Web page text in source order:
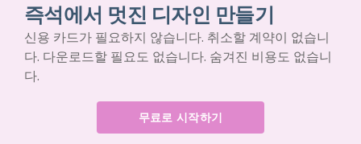
즉석에서 멋진 디자인 만들기
신용 카드가 필요하지 않습니다. 취소할 계약이 없습니
다. 다운로드할 필요도 없습니다. 숨겨진 비용도 없습니
다.
무료로 시작하기